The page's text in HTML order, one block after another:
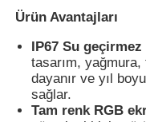
holografik LED
LED ızgara ekranı
şeffaf ekran
Ürün Avantajları
IP67 Su
tasarım,
dayanır ve yıl
sağlar.
Tam renk RGB